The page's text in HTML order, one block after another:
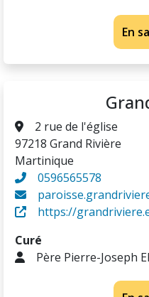
En
2 rue de l'église
97218 Grand Rivière
Martinique
0596565578
https://
Curé
Père Pierre-Joseph